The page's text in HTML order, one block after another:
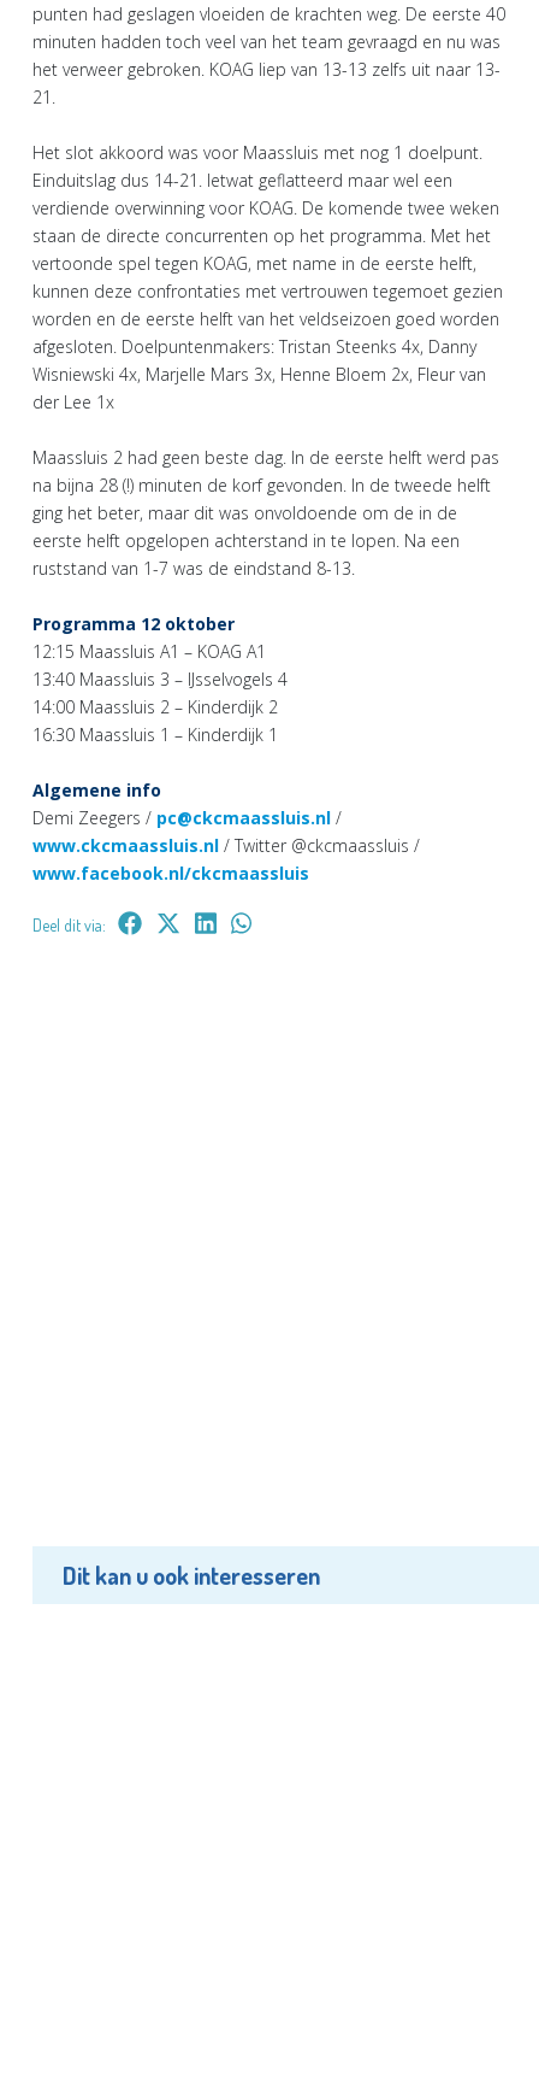
punten had geslagen vloeiden de krachten weg. De eerste 40
minuten hadden toch veel van het team gevraagd en nu was
het verweer gebroken. KOAG liep van 13-13 zelfs uit naar 13-
21.
Het slot akkoord was voor Maassluis met nog 1 doelpunt.
Einduitslag dus 14-21. Ietwat geflatteerd maar wel een
verdiende overwinning voor KOAG. De komende twee weken
staan de directe concurrenten op het programma. Met het
vertoonde spel tegen KOAG, met name in de eerste helft,
kunnen deze confrontaties met vertrouwen tegemoet gezien
worden en de eerste helft van het veldseizoen goed worden
afgesloten. Doelpuntenmakers: Tristan Steenks 4x, Danny
Wisniewski 4x, Marjelle Mars 3x, Henne Bloem 2x, Fleur van
der Lee 1x
Maassluis 2 had geen beste dag. In de eerste helft werd pas
na bijna 28 (!) minuten de korf gevonden. In de tweede helft
ging het beter, maar dit was onvoldoende om de in de
eerste helft opgelopen achterstand in te lopen. Na een
ruststand van 1-7 was de eindstand 8-13.
Programma 12 oktober
12:15 Maassluis A1 – KOAG A1
13:40 Maassluis 3 – IJsselvogels 4
14:00 Maassluis 2 – Kinderdijk 2
16:30 Maassluis 1 – Kinderdijk 1
Algemene info
Demi Zeegers / pc@ckcmaassluis.nl /
www.ckcmaassluis.nl / Twitter @ckcmaassluis /
www.facebook.nl/ckcmaassluis
Deel dit via:
Dit kan u ook interesseren